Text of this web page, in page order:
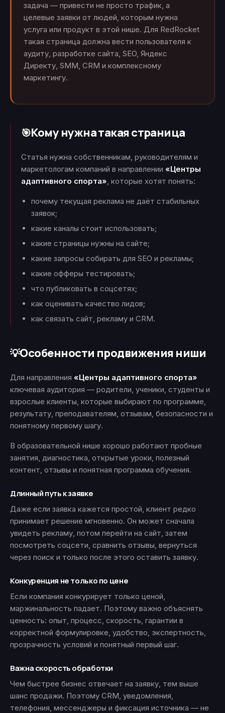
задача — привести не просто трафик, а
целевые заявки от людей, которым нужна
услуга или продукт в этой нише. Для RedRocket
такая страница должна вести пользователя к
аудиту, разработке сайта, SEO, Яндекс
Директу, SMM, CRM и комплексному
маркетингу.
🎯Кому нужна такая страница
Статья нужна собственникам, руководителям и
маркетологам компаний в направлении «Центры
адаптивного спорта», которые хотят понять:
почему текущая реклама не даёт стабильных
заявок;
какие каналы стоит использовать;
какие страницы нужны на сайте;
какие запросы собирать для SEO и рекламы;
какие офферы тестировать;
что публиковать в соцсетях;
как оценивать качество лидов;
как связать сайт, рекламу и CRM.
💡Особенности продвижения ниши
Для направления «Центры адаптивного спорта»
ключевая аудитория — родители, ученики, студенты и
взрослые клиенты, которые выбирают по программе,
результату, преподавателям, отзывам, безопасности и
понятному первому шагу.
В образовательной нише хорошо работают пробные
занятия, диагностика, открытые уроки, полезный
контент, отзывы и понятная программа обучения.
Длинный путь к заявке
Даже если заявка кажется простой, клиент редко
принимает решение мгновенно. Он может сначала
увидеть рекламу, потом перейти на сайт, затем
посмотреть соцсети, сравнить отзывы, вернуться
через поиск и только после этого оставить заявку.
Конкуренция не только по цене
Если компания конкурирует только ценой,
маржинальность падает. Поэтому важно объяснять
ценность: опыт, процесс, скорость, гарантии в
корректной формулировке, удобство, экспертность,
прозрачность условий и понятный первый шаг.
Важна скорость обработки
Чем быстрее бизнес отвечает на заявку, тем выше
шанс продажи. Поэтому CRM, уведомления,
телефония, мессенджеры и фиксация источника — не